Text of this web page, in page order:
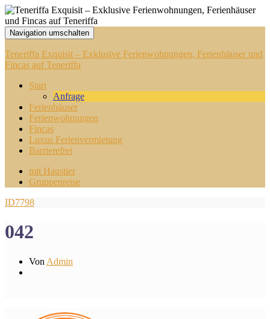
Navigation umschalten
Teneriffa Exquisit – Exklusive Ferienwohnungen, Ferienhäuser und
Fincas auf Teneriffa
Start
Anfrage
Ferienhäuser
Ferienwohnungen
Fincas
Luxus Ferienvermietung
Barrierefrei
mit Haustier
Gruppenreise
ID7798
042
Von Admin